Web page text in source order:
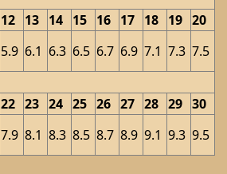
12 13 14 15 16 17 18 19 20
5.9 6.1 6.3 6.5 6.7 6.9 7.1 7.3 7.5
22 23 24 25 26 27 28 29 30
7.9 8.1 8.3 8.5 8.7 8.9 9.1 9.3 9.5